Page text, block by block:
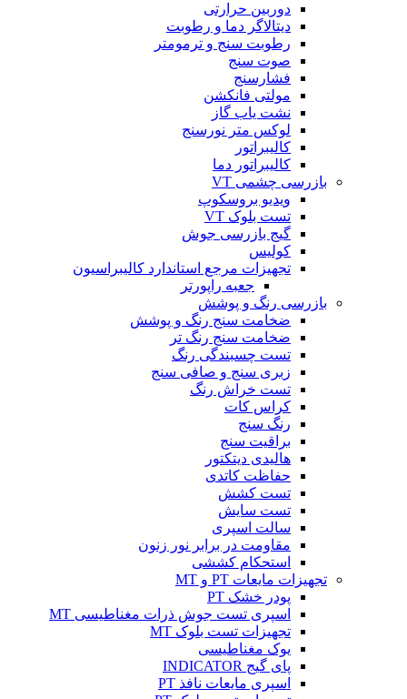
دوربین حرارتی
دیتالاگر دما و رطوبت
رطوبت سنج و ترمومتر
صوت سنج
فشارسنج
مولتی فانکشن
نشت یاب گاز
لوکس متر نورسنج
کالیبراتور
کالیبراتور دما
بازرسی چشمی VT
ویدیو بروسکوپ
تست بلوک VT
گیج بازرسی جوش
کولیس
تجهیزات مرجع استاندارد کالیبراسیون
جعبه راپورتر
بازرسی رنگ و پوشش
ضخامت سنج رنگ و پوشش
ضخامت سنج رنگ تر
تست چسبندگی رنگ
زبری سنج و صافی سنج
تست خراش رنگ
کراس کات
رنگ سنج
براقیت سنج
هالیدی دیتکتور
حفاظت کاتدی
تست کشش
تست سایش
سالت اسپری
مقاومت در برابر نور زنون
استحکام کششی
تجهیزات مایعات PT و MT
پودر خشک PT
اسپری تست جوش ذرات مغناطیسی MT
تجهیزات تست بلوک MT
یوک مغناطیسی
پای گیج INDICATOR
اسپری مایعات نافذ PT